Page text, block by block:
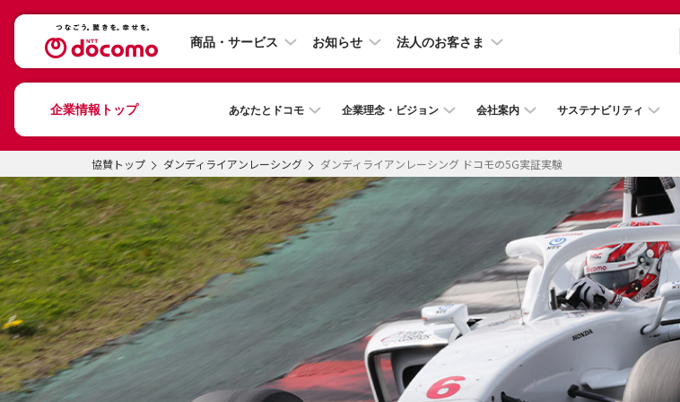
商品・サービス お知らせ 法人のお客さま
企業情報トップ あなたとドコモ 企業理念・ビジョン 会社案内 サステナビリティ
協賛トップ ダンディライアンレーシング ダンディライアンレーシング ドコモの5G実証実験